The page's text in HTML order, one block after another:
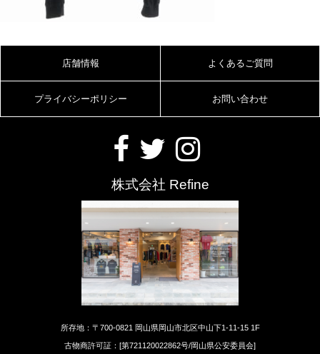
店舗情報 よくあるご質問
プライバシーポリシー お問い合わせ
株式会社 Refine
所存地：〒700-0821 岡山県岡山市北区中山下1-11-15 1F
古物商許可証：[第721120022862号/岡山県公安委員会]